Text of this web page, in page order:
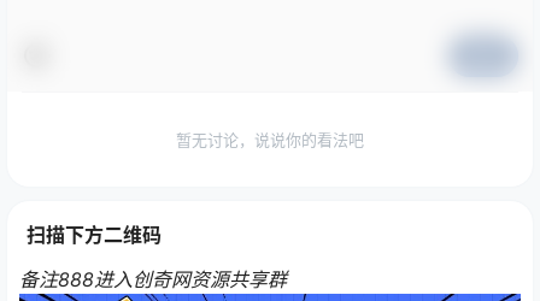
暂无讨论，说说你的看法吧
扫描下方二维码
备注888进入创奇网资源共享群